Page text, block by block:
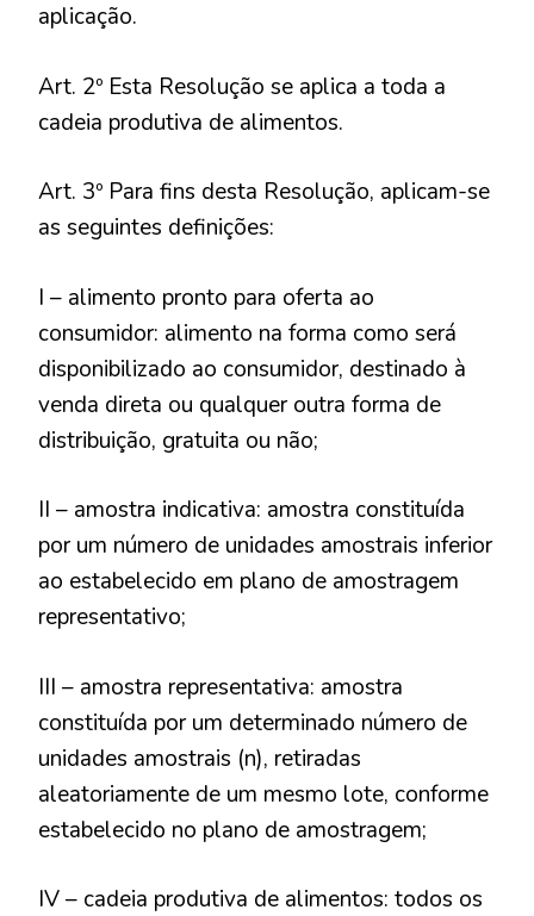
aplicação.
Art. 2º Esta Resolução se aplica a toda a
cadeia produtiva de alimentos.
Art. 3º Para fins desta Resolução, aplicam-se
as seguintes definições:
I – alimento pronto para oferta ao
consumidor: alimento na forma como será
disponibilizado ao consumidor, destinado à
venda direta ou qualquer outra forma de
distribuição, gratuita ou não;
II – amostra indicativa: amostra constituída
por um número de unidades amostrais inferior
ao estabelecido em plano de amostragem
representativo;
III – amostra representativa: amostra
constituída por um determinado número de
unidades amostrais (n), retiradas
aleatoriamente de um mesmo lote, conforme
estabelecido no plano de amostragem;
IV – cadeia produtiva de alimentos: todos os